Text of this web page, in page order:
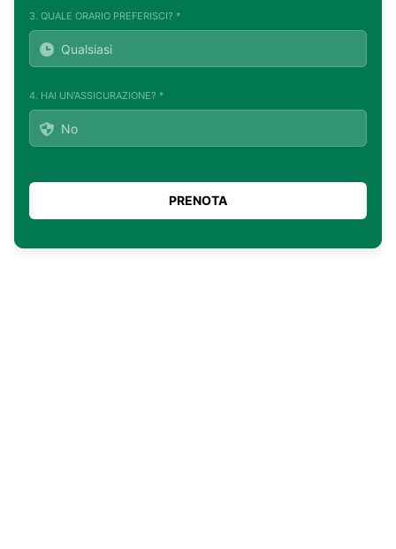
3. QUALE ORARIO PREFERISCI? *
4. HAI UN'ASSICURAZIONE? *